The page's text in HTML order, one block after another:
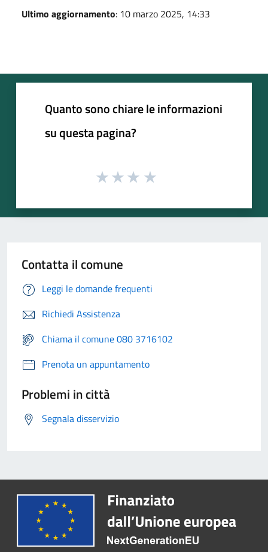
Ultimo aggiornamento: 10 marzo 2025, 14:33
Quanto sono chiare le informazioni
su questa pagina?
Contatta il comune
Leggi le domande frequenti
Richiedi Assistenza
Chiama il comune 080 3716102
Prenota un appuntamento
Problemi in città
Segnala disservizio